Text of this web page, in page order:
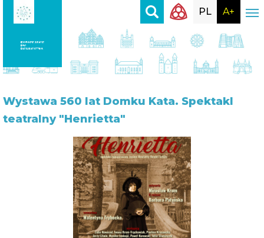
PL A+
Wystawa 560 lat Domku Kata. Spektakl
teatralny "Henrietta"